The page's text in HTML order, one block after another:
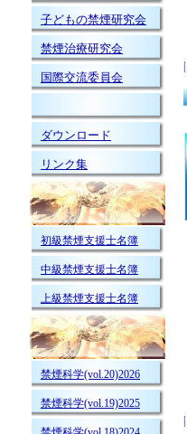
子どもの禁煙研究会
禁煙治療研究会
国際交流委員会
ダウンロード
リンク集
初級禁煙支援士名簿
中級禁煙支援士名簿
上級禁煙支援士名簿
禁煙科学(vol.20)2026
禁煙科学(vol.19)2025